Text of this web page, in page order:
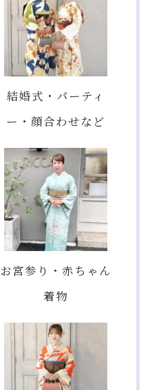
結婚式・パーティ
ー・顔合わせなど
お宮参り・赤ちゃん
着物